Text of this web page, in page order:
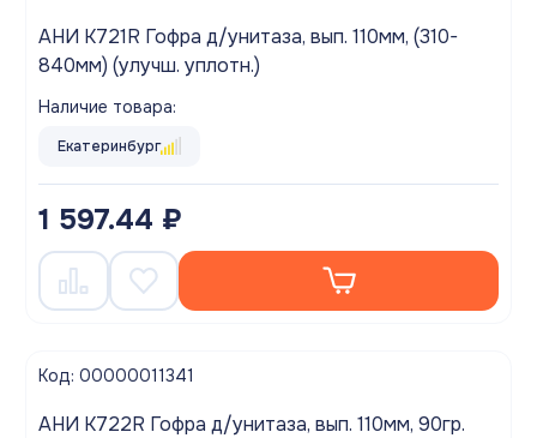
АНИ K721R Гофра д/унитаза, вып. 110мм, (310-
840мм) (улучш. уплотн.)
Наличие товара:
Екатеринбург
1 597.44 ₽
Код: 00000011341
АНИ K722R Гофра д/унитаза, вып. 110мм, 90гр.